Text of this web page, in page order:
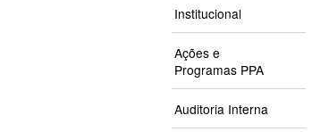
Institucional
Ações e
Programas PPA
Auditoria Interna